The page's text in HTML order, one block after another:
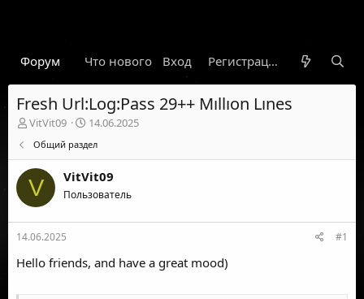
Форум Что нового Гарант Новости
Вход Регистрация
Fresh Url:Log:Pass 29++ Mıllıon Lınes
А
о
р
т
е
м
ы
VitVit09
Д
т
н
а
а
14.06.2025
Общий раздел
V VitVit09
Пользователь
14.06.2025 #1
Hello friends, and have a great mood)